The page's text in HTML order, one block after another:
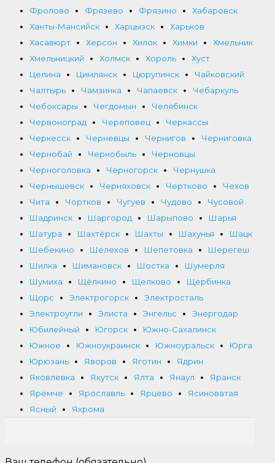
Фролово
Фрязево Фрязино
Хабаровск
Ханты-Мансийск
Харцызск
Харьков
Хасавюрт
Херсон Хилок Химки
Хмельник
Хмельницкий
Холмск Хороль
Хуст
Целина
Цимлянск Цюрупинск
Чайковский
Чалтырь
Чамзинка Чапаевск
Чебаркуль
Чебоксары
Чегдомын
Челябинск
Червоноград
Череповец
Черкассы
Черкесск
Черневцы Чернигов
Черниговка
Чернобай
Чернобыль
Черновцы
Черноголовка
Черногорск
Чернушка
Чернышевск
Черняховск Чертково
Чехов
Чита
Чортков Чугуев Чудово
Чусовой
Шадринск
Шаргород Шарыпово
Шарья
Шатура
Шахтёрск Шахты Шахунья
Шацк
Шебекино
Шелехов Шепетовка
Шерегеш
Шилка
Шимановск Шостка
Шумерля
Шумиха
Щёлкино Щелково
Щербинка
Щорс
Электрогорск
Электросталь
Электроугли
Элиста Энгельс
Энергодар
Юбилейный
Югорск
Южно-Сахалинск
Южное
Южноукраинск Южноуральск
Юрга
Юрюзань
Яворов Яготин
Ядрин
Яковлевка
Якутск Ялта Янаул
Яранск
Яремче
Ярославль Ярцево
Ясиноватая
Ясный
Яхрома